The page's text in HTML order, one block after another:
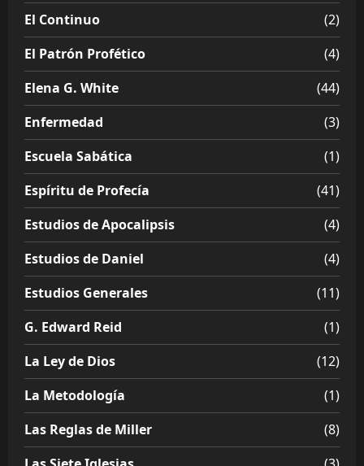
El Continuo
(2)
El Patrón Profético
(4)
Elena G. White
(44)
Enfermedad
(3)
Escuela Sabática
(1)
Espíritu de Profecía
(41)
Estudios de Apocalipsis
(4)
Estudios de Daniel
(4)
Estudios Generales
(11)
G. Edward Reid
(1)
La Ley de Dios
(12)
La Metodología
(1)
Las Reglas de Miller
(8)